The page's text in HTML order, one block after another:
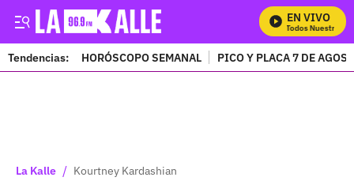
EN VIVO
Mira Todos Nuestros
Tendencias: HORÓSCOPO SEMANAL PICO Y PLACA 7 DE
La Kalle / Kourtney Kardashian